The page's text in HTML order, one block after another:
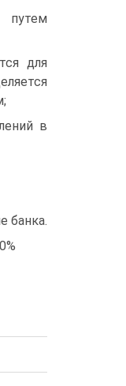
путем
для
в
банка.